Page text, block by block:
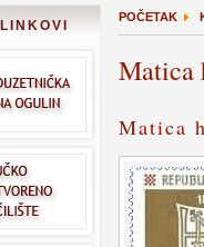
POČETAK
Matica
Matica